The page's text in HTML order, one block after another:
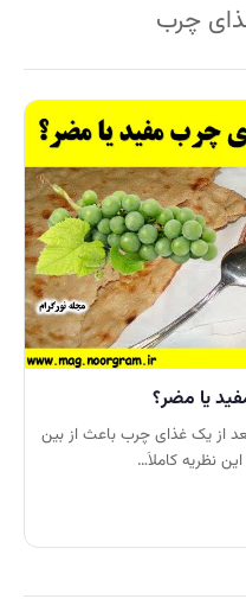
چرب
یا مضر؟
از یک غذای چرب باعث از بین
نظریه کاملاَ…